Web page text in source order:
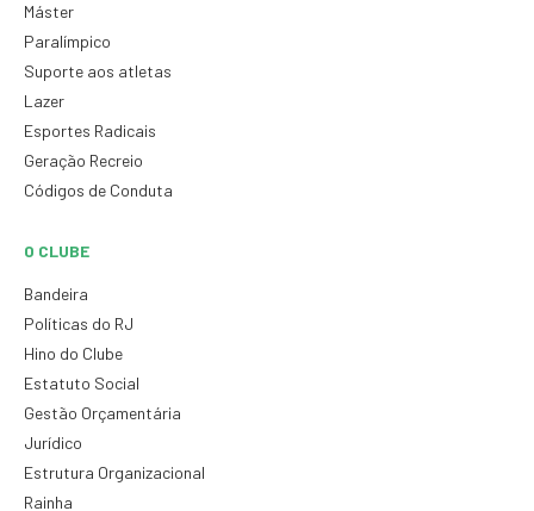
Máster
Paralímpico
Suporte aos atletas
Lazer
Esportes Radicais
Geração Recreio
Códigos de Conduta
O CLUBE
Bandeira
Políticas do RJ
Hino do Clube
Estatuto Social
Gestão Orçamentária
Jurídico
Estrutura Organizacional
Rainha